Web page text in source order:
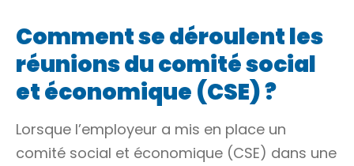
Comment se déroulent les
réunions du comité social
et économique (CSE) ?
Lorsque l’employeur a mis en place un
comité social et économique (CSE) dans une